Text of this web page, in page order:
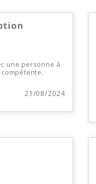
une personne à
21/08/2024